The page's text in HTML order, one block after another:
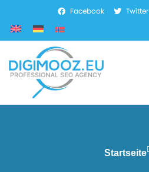
Facebook Twitter
Startseite